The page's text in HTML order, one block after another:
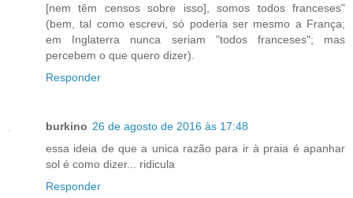
[nem têm censos sobre isso], somos todos franceses"
(bem, tal como escrevi, só poderia ser mesmo a França;
em Inglaterra nunca seriam "todos franceses"; mas
percebem o que quero dizer).
Responder
burkino 26 de agosto de 2016 às 17:48
essa ideia de que a unica razão para ir à praia é apanhar
sol é como dizer... ridicula
Responder